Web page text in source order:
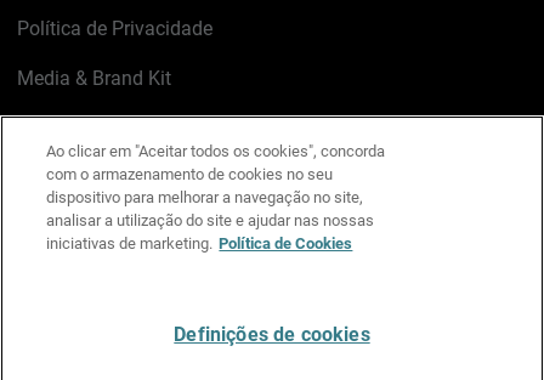
Política de Privacidade
Media & Brand Kit
LinkedIn
X FacebookInstagram
YouTube
Ao clicar em "Aceitar todos os cookies", concorda
com o armazenamento de cookies no seu
dispositivo para melhorar a navegação no site,
analisar a utilização do site e ajudar nas nossas
iniciativas de marketing. Política de Cookies
Definições de cookies